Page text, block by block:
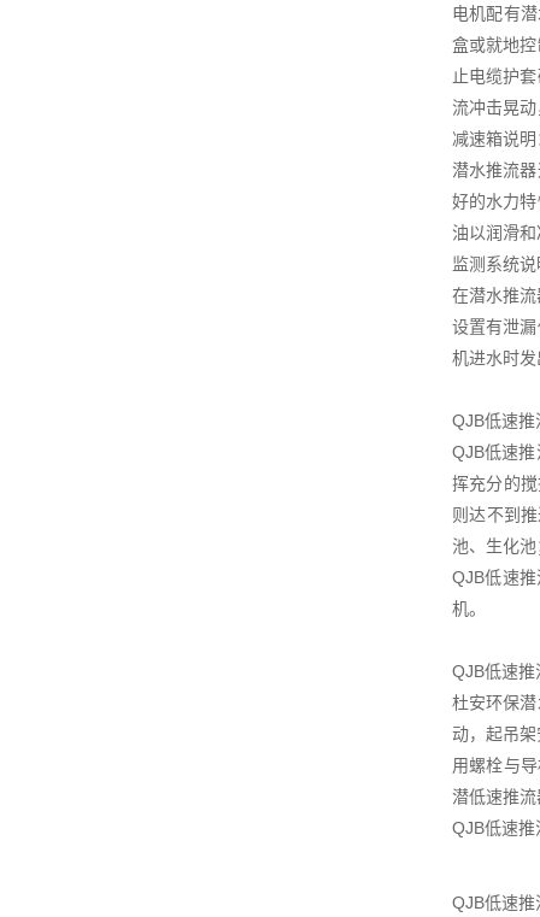
电机配有
盒或就地
止电缆护
流冲击晃
减速箱说明
潜水推流
好的水力
油以润滑
监测系统
在潜水推
设置有泄
机进水时
QJB低速
QJB低速
挥充分的
则达不到
池、生化
QJB低速
机。
QJB低速
杜安环保
动，起吊
用螺栓与
潜低速推
QJB低速
QJB低速